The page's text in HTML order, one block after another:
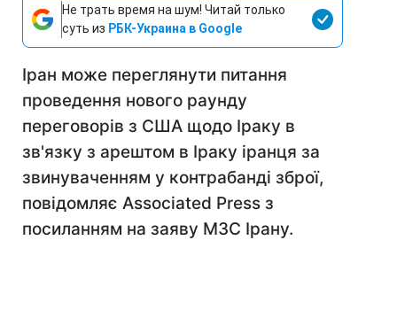
Не трать время на шум! Читай только
суть из РБК-Украина в Google
Іран може переглянути питання
проведення нового раунду
переговорів з США щодо Іраку в
зв'язку з арештом в Іраку іранця за
звинуваченням у контрабанді зброї,
повідомляє Associated Press з
посиланням на заяву МЗС Ірану.